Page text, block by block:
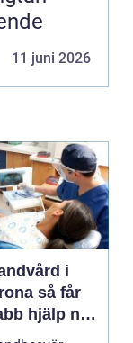
11 juni 2026
i
så får
hjälp när
krisar